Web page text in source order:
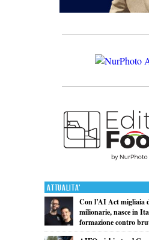
Attualita'
Con l’AI Act migliaia
milionarie, nasce in
formazione contro